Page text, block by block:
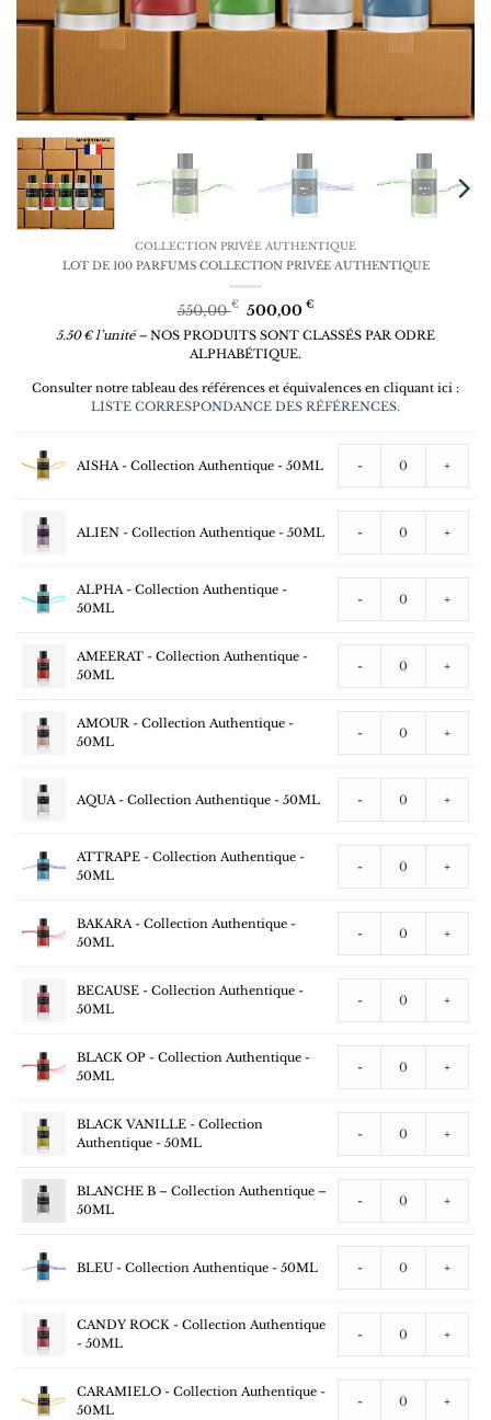
COLLECTION PRIVÉE AUTHENTIQUE
LOT DE 100 PARFUMS COLLECTION PRIVÉE AUTHENTIQUE
550,00€
Le
prix
initial
était :
550,00 €.
500,00€Le
prix
actuel
500,00 €.
5.50 € l’unité – NOS PRODUITS SONT CLASSÉS PAR ODRE
ALPHABÉTIQUE.
Consulter notre tableau des références et équivalences en cliquant ici :
LISTE CORRESPONDANCE DES RÉFÉRENCES.
AISHA - Collection Authentique - 50ML - +
ALIEN - Collection Authentique - 50ML - +
ALPHA - Collection Authentique -
50ML
- +
AMEERAT - Collection Authentique -
50ML
- +
AMOUR - Collection Authentique -
50ML
- +
AQUA - Collection Authentique - 50ML - +
ATTRAPE - Collection Authentique -
50ML
- +
BAKARA - Collection Authentique -
50ML
- +
BECAUSE - Collection Authentique -
50ML
- +
BLACK OP - Collection Authentique -
50ML
- +
BLACK VANILLE - Collection
Authentique - 50ML
- +
BLANCHE B – Collection Authentique –
50ML
- +
BLEU - Collection Authentique - 50ML - +
CANDY ROCK - Collection Authentique
- 50ML
- +
CARAMIELO - Collection Authentique -
50ML
- +